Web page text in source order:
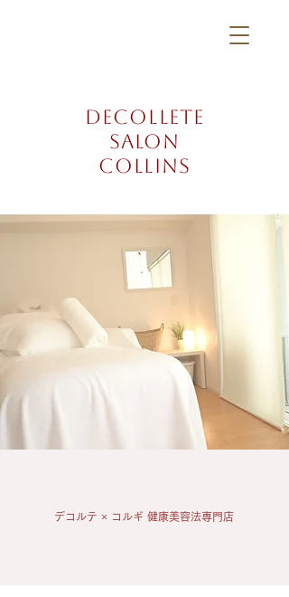
DECOLLETE
SALON
COLLINS
​デコルテ × コルギ 健康美容法専門店